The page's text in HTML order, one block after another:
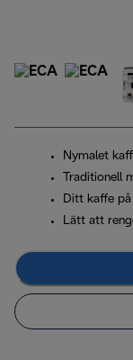
Nymalet
Traditionell
Ditt kaffe
Lätt att